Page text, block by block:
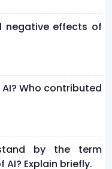
negative effects of
Who contributed
by the term
Explain briefly.